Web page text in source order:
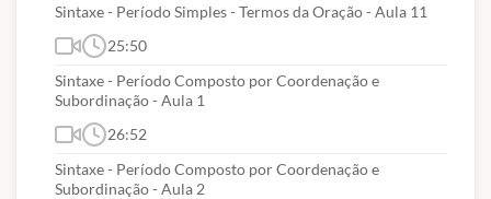
Sintaxe - Período Simples - Termos da Oração - Aula 11
25:50
Sintaxe - Período Composto por Coordenação e
Subordinação - Aula 1
26:52
Sintaxe - Período Composto por Coordenação e
Subordinação - Aula 2